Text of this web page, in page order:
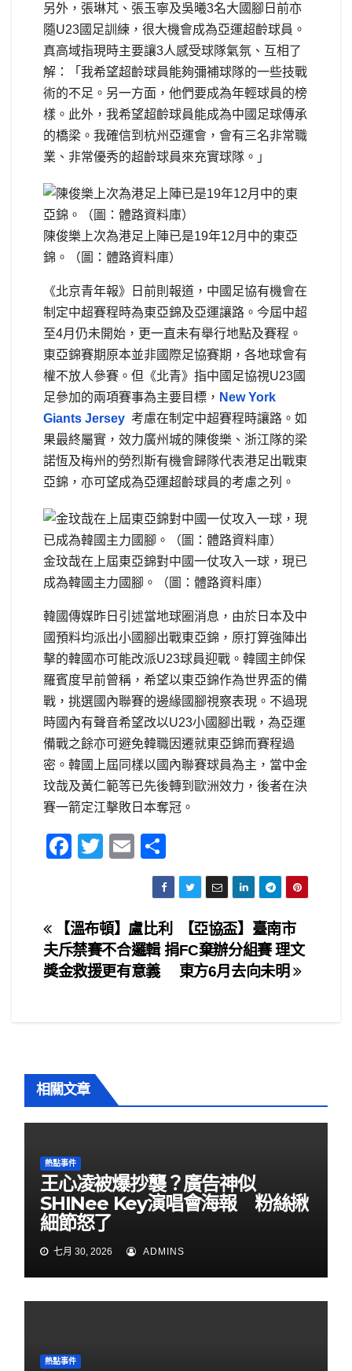
另外，張琳芃、張玉寧及吳曦3名大國腳日前亦
隨U23國足訓練，很大機會成為亞運超齡球員。
真高域指現時主要讓3人感受球隊氣氛、互相了
解：「我希望超齡球員能夠彌補球隊的一些技戰
術的不足。另一方面，他們要成為年輕球員的榜
樣。此外，我希望超齡球員能成為中國足球傳承
的橋梁。我確信到杭州亞運會，會有三名非常職
業、非常優秀的超齡球員來充實球隊。」
陳俊樂上次為港足上陣已是19年12月中的東亞
錦。（圖：體路資料庫）
《北京青年報》日前則報道，中國足協有機會在
制定中超賽程時為東亞錦及亞運讓路。今屆中超
至4月仍未開始，更一直未有舉行地點及賽程。
東亞錦賽期原本並非國際足協賽期，各地球會有
權不放人參賽。但《北青》指中國足協視U23國
足參加的兩項賽事為主要目標， New York
Giants Jersey 考慮在制定中超賽程時讓路。如
果最終屬實，效力廣州城的陳俊樂、浙江隊的梁
諾恆及梅州的勞烈斯有機會歸隊代表港足出戰東
亞錦，亦可望成為亞運超齡球員的考慮之列。
金玟哉在上屆東亞錦對中國一仗攻入一球，現已
成為韓國主力國腳。（圖：體路資料庫）
韓國傳媒昨日引述當地球圈消息，由於日本及中
國預料均派出小國腳出戰東亞錦，原打算強陣出
擊的韓國亦可能改派U23球員迎戰。韓國主帥保
羅賓度早前曾稱，希望以東亞錦作為世界盃的備
戰，挑選國內聯賽的邊緣國腳視察表現。不過現
時國內有聲音希望改以U23小國腳出戰，為亞運
備戰之餘亦可避免韓職因遷就東亞錦而賽程過
密。韓國上屆同樣以國內聯賽球員為主，當中金
玟哉及黃仁範等已先後轉到歐洲效力，後者在決
賽一箭定江擊敗日本奪冠。
F
e
b
o
T
er
E
m
ail
h
ar
e
文
章
【亞協盃】臺南市
FC棄辦分組賽 理文
東方6月去向未明
【溫布頓】盧比利
夫斥禁賽不合邏輯 捐
獎金救援更有意義
相關文章
熱點事件
王心凌被爆抄襲？廣告神似
SHINee Key演唱會海報 粉絲揪
細節怒了
七月 30, 2026 ADMINS
熱點事件